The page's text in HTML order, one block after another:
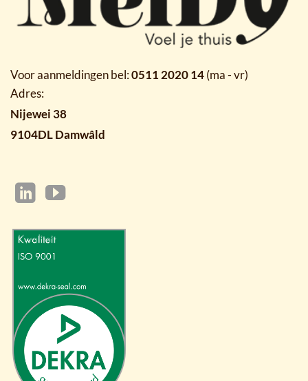
Voor aanmeldingen bel:0511 2020 14(ma - vr)
Adres:
Nijewei 38
9104DL Damwâld